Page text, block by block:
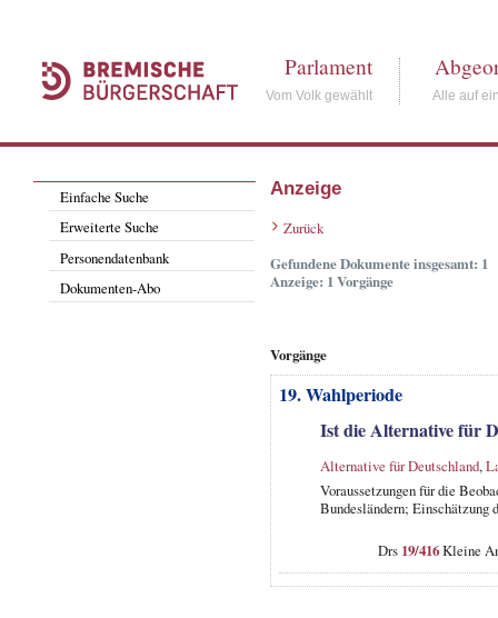
Parlament
Vom Volk gewählt Alle auf
Einfache Suche
Erweiterte Suche
Personendatenbank
Dokumenten-Abo
Anzeige
Zurück
Gefundene Dokumente insgesamt: 1
Anzeige: 1 Vorgänge
Vorgänge
19. Wahlperiode
Ist die Alternative für
Alternative für Deutschland,
Voraussetzungen für die
Bundesländern; Einschätzung
Drs 19/416Kleine